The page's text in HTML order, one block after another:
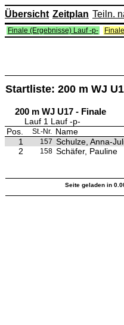
Übersicht Zeitplan Teiln.
Finale (Ergebnisse) Lauf -p-
Startliste: 200 m WJ
200 m WJ U17 - Finale
Lauf 1 Lauf -p-
Pos.
St.-Nr. Name
1
157 Schulze, Anna-
2
158 Schäfer, Pauline
Seite geladen in